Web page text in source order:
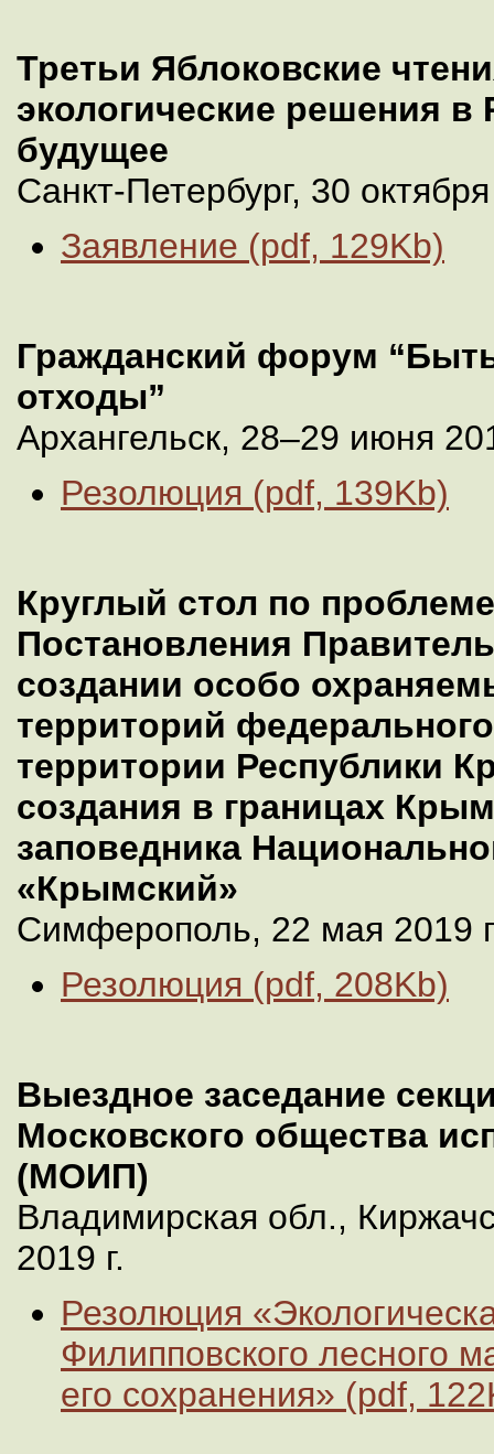
Третьи Яблоковские
экологические решения в
будущее
Санкт-Петербург, 30
Заявление (pdf, 129Kb)
Гражданский форум
отходы”
Архангельск, 28–29 июня
Резолюция (pdf, 139Kb)
Круглый стол по
Постановления
создании особо
территорий
территории Республики
создания в границах
заповедника
«Крымский»
Симферополь, 22 мая 2019
Резолюция (pdf, 208Kb)
Выездное заседание
Московского общества
(МОИП)
Владимирская обл.,
2019 г.
Резолюция
Филипповского лесного
его сохранения» (pdf,